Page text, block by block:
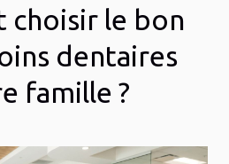
choisir le bon
dentaires
famille ?